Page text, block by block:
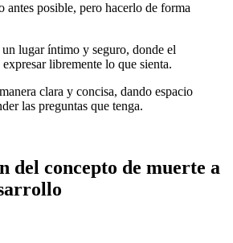
antes posible, pero hacerlo de forma
un lugar íntimo y seguro, donde el
libremente lo que sienta.
clara y concisa, dando espacio
las preguntas que tenga.
del concepto de muerte a